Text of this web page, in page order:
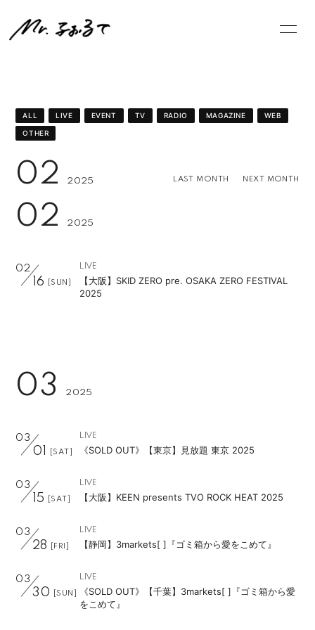
ログイン
ALL LIVE EVENT TV RADIO MAGAZINE WEB
OTHER
02 2025 LAST MONTH NEXT MONTH
02 2025
02
16 [SUN]
LIVE
【大阪】SKID ZERO pre. OSAKA ZERO FESTIVAL
2025
03 2025
03
01 [SAT]
LIVE
《SOLD OUT》【東京】見放題 東京 2025
03
15 [SAT]
LIVE
【大阪】KEEN presents TVO ROCK HEAT 2025
03
28 [FRI]
LIVE
【静岡】3markets[ ]『ゴミ箱から愛をこめて』
03
30 [SUN]
LIVE
《SOLD OUT》【千葉】3markets[ ]『ゴミ箱から愛
をこめて』